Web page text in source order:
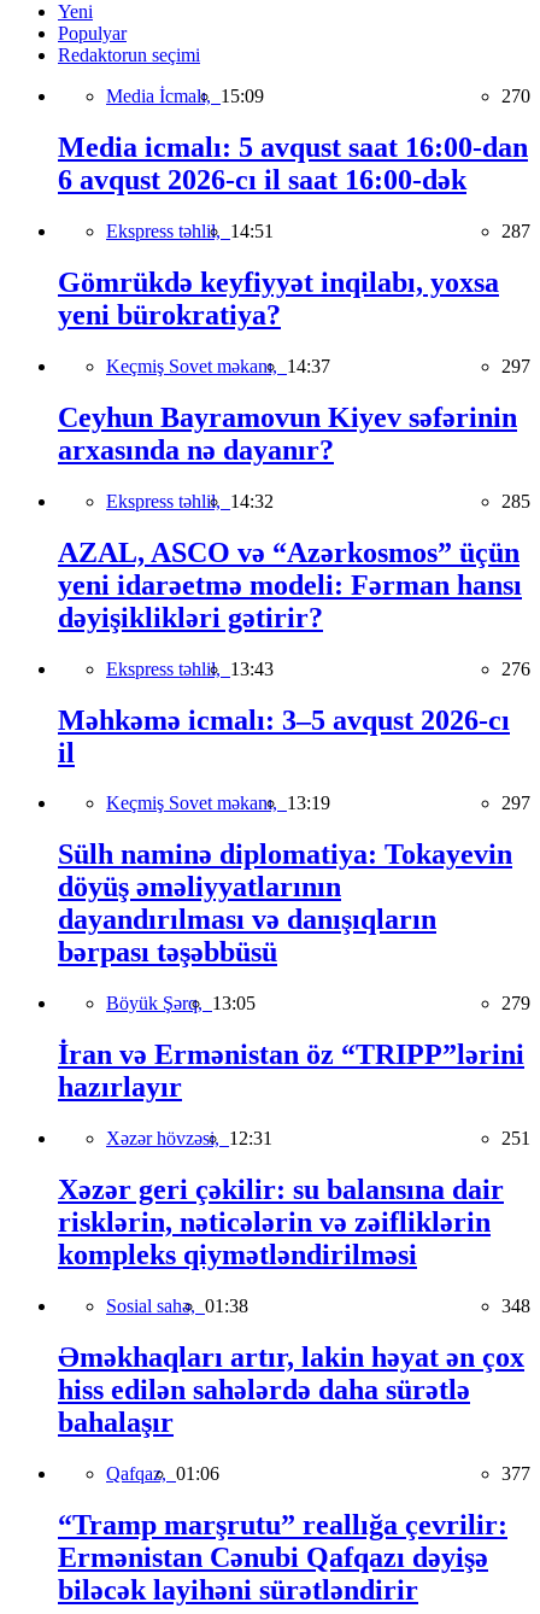
Yeni
Populyar
Redaktorun seçimi
Media İcmalı, 15:09 270
Media icmalı: 5 avqust saat 16:00-dan
6 avqust 2026-cı il saat 16:00-dək
Ekspress təhlil, 14:51 287
Gömrükdə keyfiyyət inqilabı, yoxsa
yeni bürokratiya?
Keçmiş Sovet məkanı, 14:37 297
Ceyhun Bayramovun Kiyev səfərinin
arxasında nə dayanır?
Ekspress təhlil, 14:32 285
AZAL, ASCO və “Azərkosmos” üçün
yeni idarəetmə modeli: Fərman hansı
dəyişiklikləri gətirir?
Ekspress təhlil, 13:43 276
Məhkəmə icmalı: 3–5 avqust 2026-cı
il
Keçmiş Sovet məkanı, 13:19 297
Sülh naminə diplomatiya: Tokayevin
döyüş əməliyyatlarının
dayandırılması və danışıqların
bərpası təşəbbüsü
Böyük Şərq, 13:05 279
İran və Ermənistan öz “TRIPP”lərini
hazırlayır
Xəzər hövzəsi, 12:31 251
Xəzər geri çəkilir: su balansına dair
risklərin, nəticələrin və zəifliklərin
kompleks qiymətləndirilməsi
Sosial sahə, 01:38 348
Əməkhaqları artır, lakin həyat ən çox
hiss edilən sahələrdə daha sürətlə
bahalaşır
Qafqaz, 01:06 377
“Tramp marşrutu” reallığa çevrilir:
Ermənistan Cənubi Qafqazı dəyişə
biləcək layihəni sürətləndirir